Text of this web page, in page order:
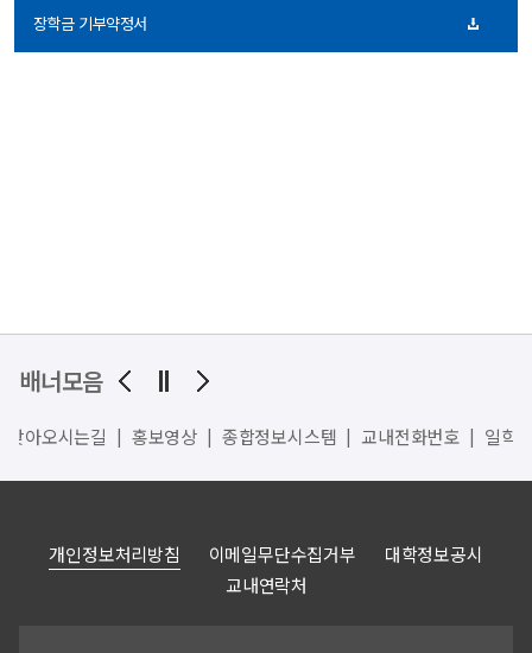
장학금 기부약정서
배너모음
찾아오시는길 홍보영상 종합정보시스템 교내전화번호 일학
개인정보처리방침 이메일무단수집거부
대학정보공시
교내연락처